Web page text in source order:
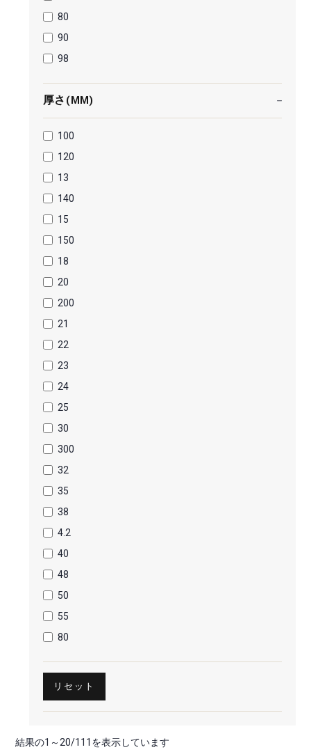
80
90
98
厚さ(MM)
100
120
13
140
15
150
18
20
200
21
22
23
24
25
30
300
32
35
38
4.2
40
48
50
55
80
リセット
結果の1～20/111を表示しています